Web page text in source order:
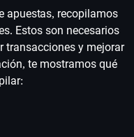
apuestas, recopilamos
Estos son necesarios
transacciones y mejorar
te mostramos qué